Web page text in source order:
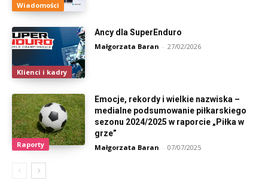
Wiadomości
Klienci i kadry
Ancy dla SuperEnduro
Małgorzata Baran - 27/02/2026
Raporty
Emocje, rekordy i wielkie nazwiska –
medialne podsumowanie piłkarskiego
sezonu 2024/2025 w raporcie „Piłka w
grze”
Małgorzata Baran - 07/07/2025